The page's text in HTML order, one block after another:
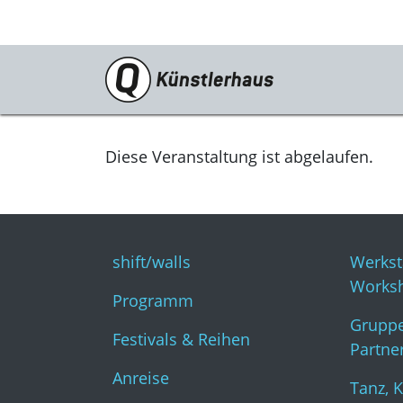
Besuch
shift/walls
Anreise
Tickets
Gastronomie
KunstKulturQuartier
Diese Veranstaltung ist abgelaufen.
shift/walls
Programm
Festivals & Reihen
Anreise
Tanz,